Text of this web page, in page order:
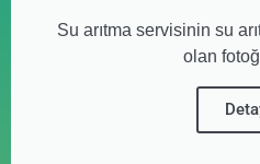
Su arıtma servisinin su
olan